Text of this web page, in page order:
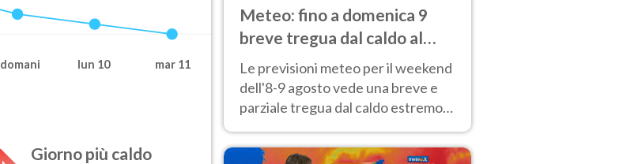
domani lun 10 mar 11
Giorno più caldo
Meteo: fino a domenica 9
breve tregua dal caldo al
Nord! Altrove calura e afa
Le previsioni meteo per il weekend
dell'8-9 agosto vede una breve e
parziale tregua dal caldo estremo
40 gradi.